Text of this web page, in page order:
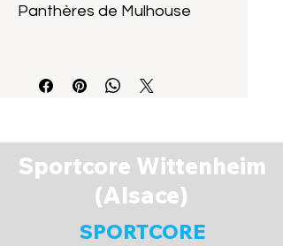
Panthères de Mulhouse
PA970
Sportcore Wittenheim
(Alsace)
SPORTCORE